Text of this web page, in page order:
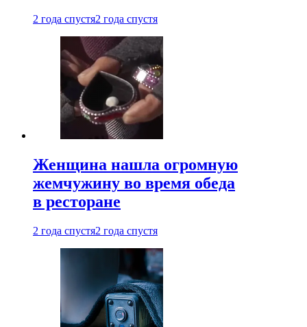
2 года спустя2 года спустя
Женщина нашла огромную
жемчужину во время обеда
в ресторане
2 года спустя2 года спустя